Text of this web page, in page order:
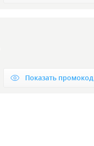
Показать промокод